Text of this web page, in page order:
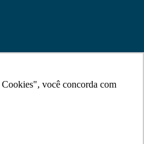
você concorda com
você concorda com